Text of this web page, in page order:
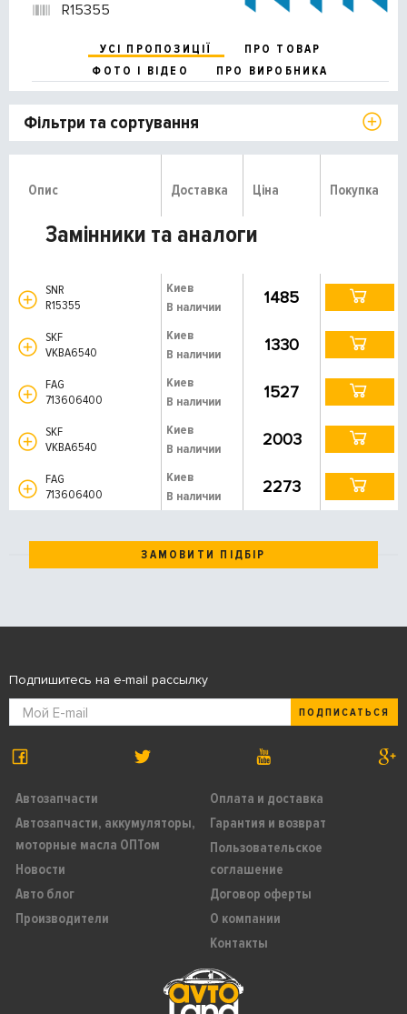
R15355
УСІ ПРОПОЗИЦІЇ
ПРО ТОВАР
ФОТО І ВІДЕО
ПРО ВИРОБНИКА
Фільтри та сортування
Опис Доставка Ціна Покупка
Замінники та аналоги
SNR
R15355
Киев
В наличии
1485
SKF
VKBA6540
Киев
В наличии
1330
FAG
713606400
Киев
В наличии
1527
SKF
VKBA6540
Киев
В наличии
2003
FAG
713606400
Киев
В наличии
2273
ЗАМОВИТИ ПІДБІР
Автозапчасти
Автозапчасти, аккумуляторы,
моторные масла ОПТом
Новости
Авто блог
Производители
Оплата и доставка
Гарантия и возврат
Пользовательское
соглашение
Договор оферты
О компании
Контакты
Подпишитесь на e-mail рассылку
ПОДПИСАТЬСЯ